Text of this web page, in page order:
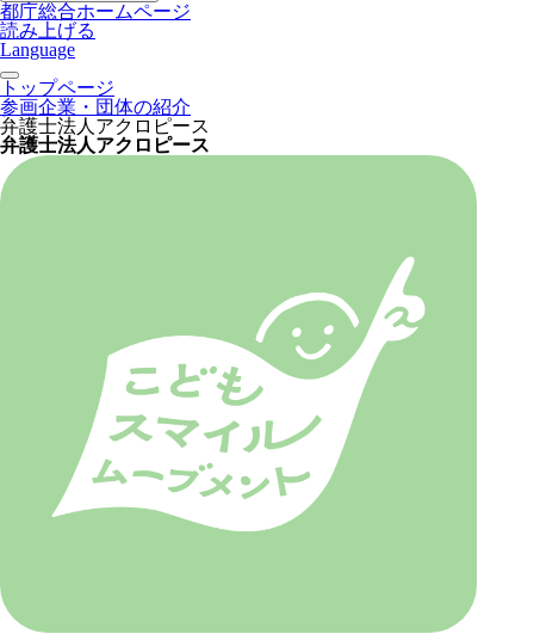
都庁総合ホームページ
読み上げる
Language
トップページ
参画企業・団体の紹介
弁護士法人アクロピース
弁護士法人アクロピース